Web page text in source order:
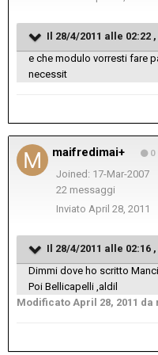
Il 28/4/2011 alle
e che modulo vorresti fare
necessit
maifredimai+ 0
Joined: 17-Mar-2007
22 messaggi
Inviato April 28, 2011
Il 28/4/2011 alle
Dimmi dove ho scritto
Poi Bellicapelli ,aldil
Modificato April 28, 2011 da